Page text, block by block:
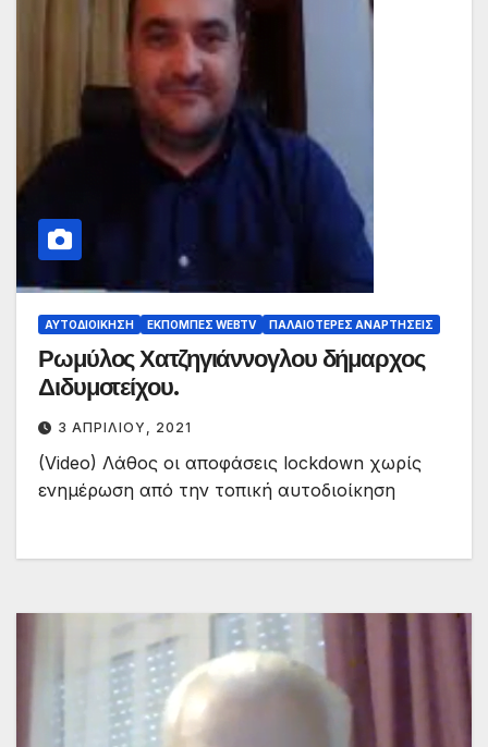
ΑΥΤΟΔΙΟΊΚΗΣΗ ΕΚΠΟΜΠΈΣ WEBTV ΠΑΛΑΙΟΤΕΡΕΣ ΑΝΑΡΤΗΣΕΙΣ
Ρωμύλος Χατζηγιάννογλου δήμαρχος
Διδυμοτείχου.
3 ΑΠΡΙΛΊΟΥ, 2021
(Video) Λάθος οι αποφάσεις lockdown χωρίς
ενημέρωση από την τοπική αυτοδιοίκηση